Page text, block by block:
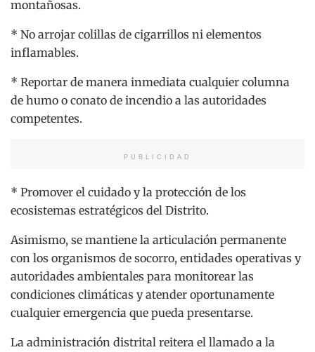
montañosas.
* No arrojar colillas de cigarrillos ni elementos
inflamables.
* Reportar de manera inmediata cualquier columna
de humo o conato de incendio a las autoridades
competentes.
PUBLICIDAD
* Promover el cuidado y la protección de los
ecosistemas estratégicos del Distrito.
Asimismo, se mantiene la articulación permanente
con los organismos de socorro, entidades operativas y
autoridades ambientales para monitorear las
condiciones climáticas y atender oportunamente
cualquier emergencia que pueda presentarse.
La administración distrital reitera el llamado a la